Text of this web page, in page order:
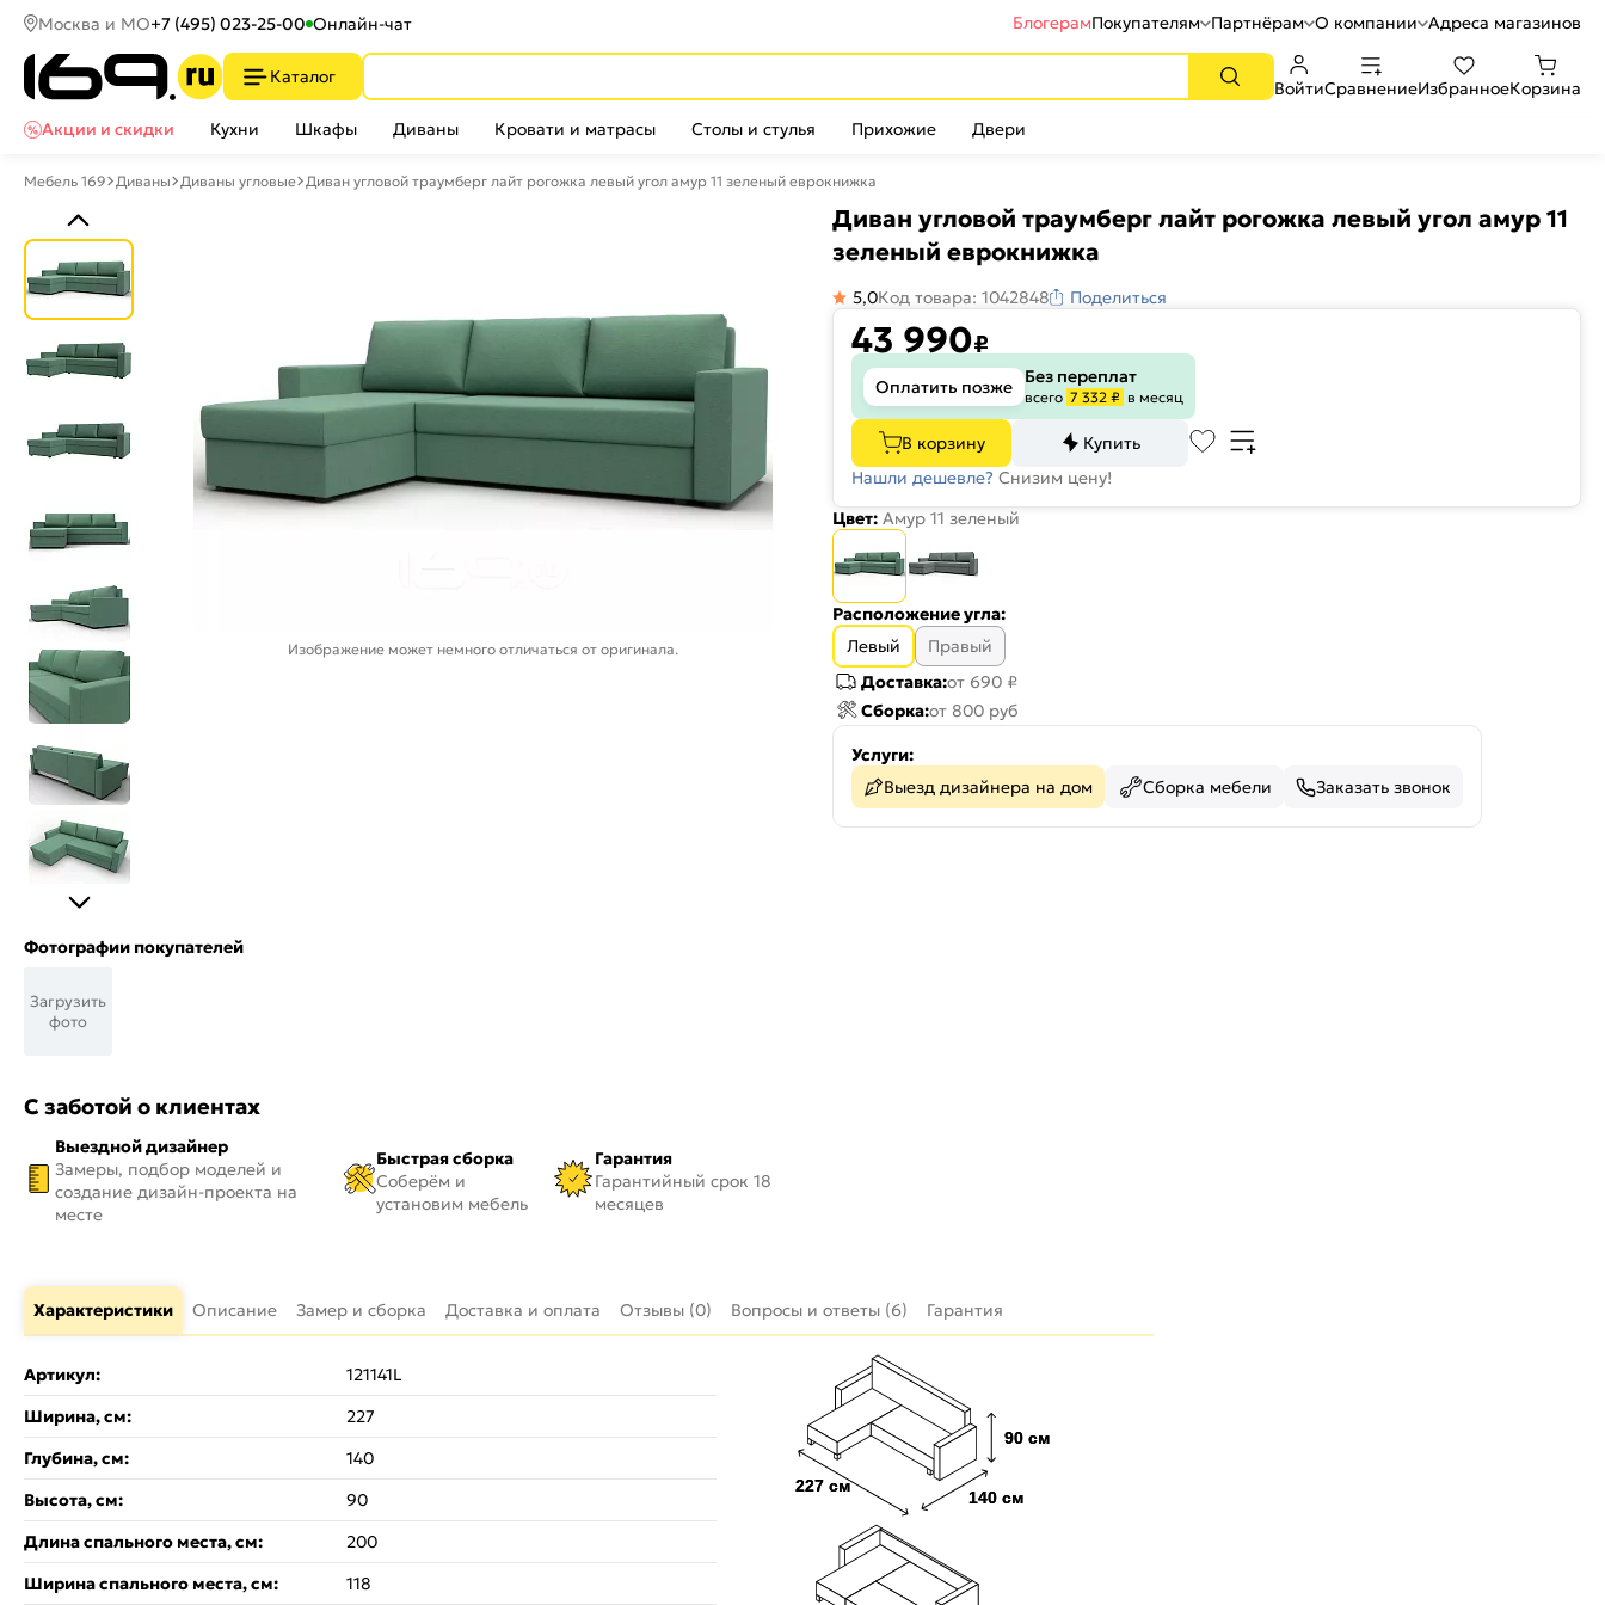
Москва и МО+7 (495) 023-25-00 Онлайн-чат БлогерамПокупателям Партнёрам О компании Адреса магазинов
Каталог
ВойтиСравнениеИзбранноеКорзина
Акции и скидки
Кухни Шкафы Диваны Кровати и матрасы Столы и стулья Прихожие Двери
Мебель 169 Диваны Диваны угловые Диван угловой траумберг лайт рогожка левый угол амур 11 зеленый еврокнижка
Изображение может немного отличаться от оригинала.
Фотографии покупателей
Загрузить
фото
С заботой о клиентах
Выездной дизайнер
Замеры, подбор моделей и
создание дизайн-проекта на
месте
Быстрая сборка
Соберём и
установим мебель
Гарантия
Гарантийный срок 18
месяцев
Диван угловой траумберг лайт рогожка левый угол амур 11
зеленый еврокнижка
5,0Код товара: 1042848 Поделиться
43 990₽
Оплатить позже Без переплат
всего 7 332 ₽ в месяц
В корзину
Купить
Нашли дешевле? Снизим цену!
Цвет: Амур 11 зеленый
Расположение угла:
Левый
Правый
Доставка:от 690 ₽
Сборка:от 800 руб
Услуги:
Выезд дизайнера на дом
Сборка мебели Заказать звонок
Характеристики Описание Замер и сборка Доставка и оплата Отзывы (0) Вопросы и ответы (6) Гарантия
Артикул:
121141L
Ширина, см:
227
Глубина, см:
140
Высота, см:
90
Длина спального места, см:
200
Ширина спального места, см:
118